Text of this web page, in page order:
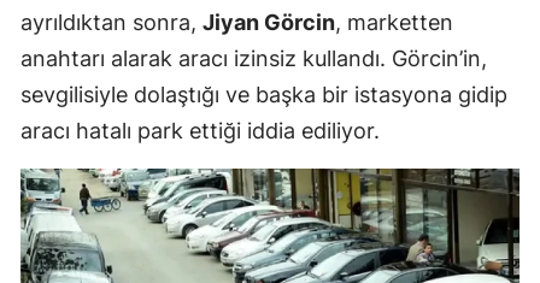
ayrıldıktan sonra, Jiyan Görcin, marketten
anahtarı alarak aracı izinsiz kullandı. Görcin’in,
sevgilisiyle dolaştığı ve başka bir istasyona gidip
aracı hatalı park ettiği iddia ediliyor.